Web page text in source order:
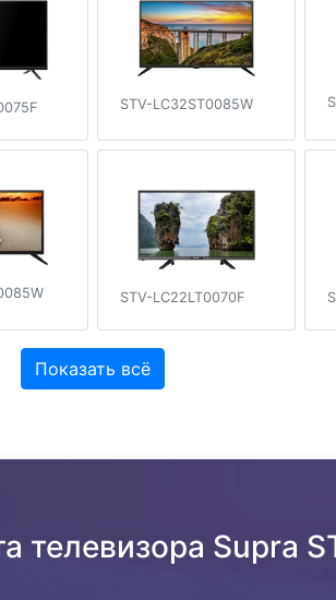
STV-LC32ST0085W
STV-LC22LT0070F
Показать всё
телевизора Supra